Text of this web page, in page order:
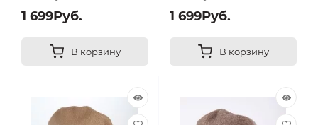
1 699Руб.
В корзину
1 699Руб.
В корзину